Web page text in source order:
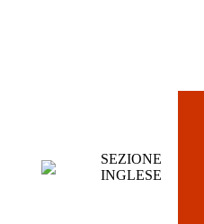
SEZIONE
INGLESE